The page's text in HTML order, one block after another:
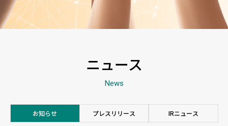
ニュース
News
お知らせ プレスリリース IRニュース